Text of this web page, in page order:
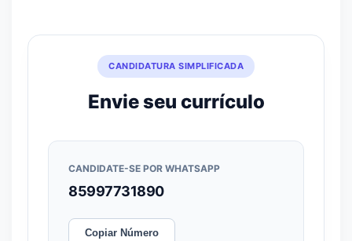
CANDIDATURA SIMPLIFICADA
Envie seu currículo
CANDIDATE-SE POR WHATSAPP
85997731890
Copiar Número